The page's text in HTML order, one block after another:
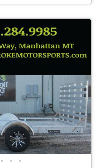
• • •